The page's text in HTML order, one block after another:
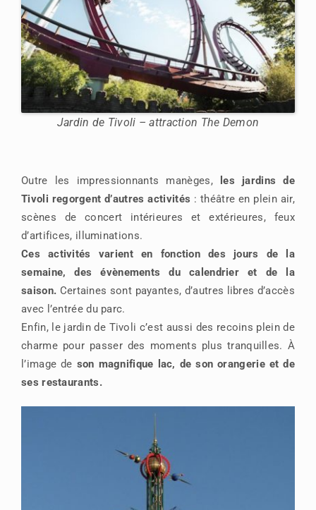
Jardin de Tivoli – attraction The Demon
Outre les impressionnants manèges,
les jardins de
Tivoli regorgent d’autres activités : théâtre en plein air,
scènes de concert intérieures et extérieures, feux
d’artifices, illuminations.
Ces activités varient en fonction des jours de la
semaine, des évènements du calendrier et de la
saison. Certaines sont payantes, d’autres libres d’accès
avec l’entrée du parc.
Enfin, le jardin de Tivoli c’est aussi des recoins plein de
charme pour passer des moments plus tranquilles. À
l’image de son magnifique lac, de son orangerie et de
ses restaurants.